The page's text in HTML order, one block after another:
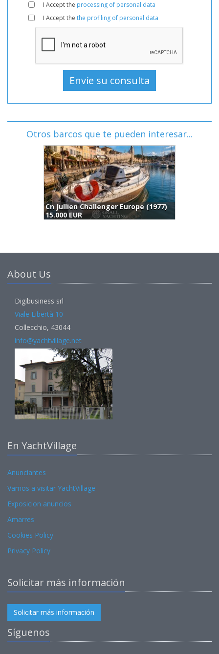
I Accept the processing of personal data
I Accept the the profiling of personal data
Otros barcos que te pueden interesar...
Jeanneau Sun Way 27 (1991)
14.950 EUR
About Us
Digibusiness srl
Viale Libertà 10
Collecchio, 43044
info@yachtvillage.net
En YachtVillage
Anunciantes
Vamos a visitar YachtVillage
Exposicion anuncios
Amarres
Cookies Policy
Privacy Policy
Solicitar más información
Solicitar más información
Síguenos